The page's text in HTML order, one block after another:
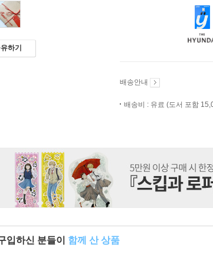
하기
배송안내
배송비 : 유료 (도서 포함
입하신 분들이 함께 산 상품